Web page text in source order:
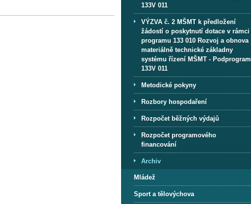
133V 011
VÝZVA č. 2 MŠMT k předložení
žádostí o poskytnutí dotace v rámci
programu 133 010 Rozvoj a obnova
materiálně technické základny
systému řízení MŠMT - Podprogram
133V 011
Metodické pokyny
Rozbory hospodaření
Rozpočet běžných výdajů
Rozpočet programového
financování
Archiv
Mládež
Sport a tělovýchova